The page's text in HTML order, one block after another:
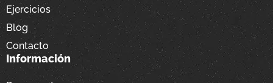
Ejercicios
Blog
Contacto
Información